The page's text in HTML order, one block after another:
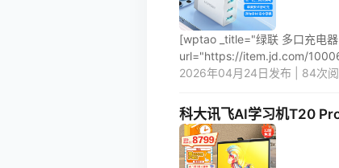
[wptao _title="绿联 多口充电
url="https://item.jd.com/
2026年04月24日发布 | 84次
科大讯飞AI学习机T20